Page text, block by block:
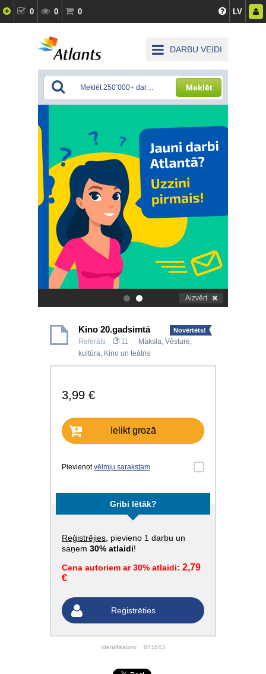
0 0 0 LV
DARBU VEIDI
Meklēt
. Aizvērt
Kino 20.gadsimtā Novērtēts!
Referāts 11 Māksla, Vēsture,
kultūra, Kino un teātris
3,99 €
Ielikt grozā
Pievienotvēlmju sarakstam
Gribi lētāk?
Reģistrējies , pievieno 1 darbu un
saņem 30% atlaidi!
Cena autoriem ar 30% atlaidi: 2,79
€
Reģistrēties
Identifikators: 871843